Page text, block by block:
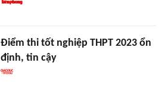
Điểm thi tốt nghiệp THPT 2023 ổn
định, tin cậy